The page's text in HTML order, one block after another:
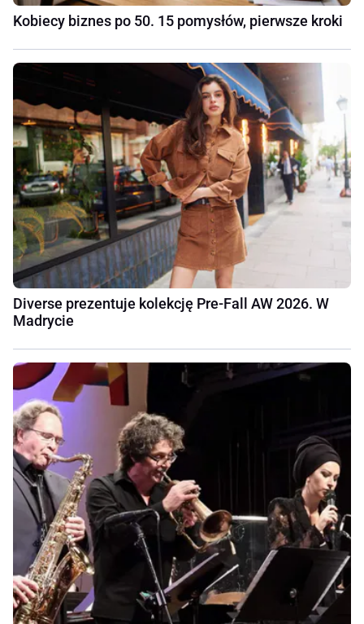
Kobiecy biznes po 50. 15 pomysłów, pierwsze kroki
Diverse prezentuje kolekcję Pre-Fall AW 2026. W
Madrycie